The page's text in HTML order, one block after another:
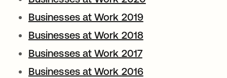
Businesses at Work 2019
Businesses at Work 2018
Businesses at Work 2017
Businesses at Work 2016